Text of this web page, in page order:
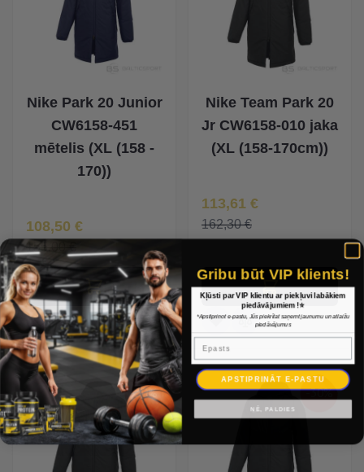
Nike Park 20 Junior
CW6158-451
mētelis (XL (158 -
170))
Īpaša Cena
108,50 €
155,00 €
Nike Team Park 20
Jr CW6158-010 jaka
(XL (158-170cm))
Īpaša Cena
113,61 €
162,30 €
-30% -30%
Gribu būt VIP klients!
Kļūsti par VIP klientu ar piekļuvi labākiem
piedāvājumiem !⭐
*Apstiprinot e-pastu, Jūs piekrītat saņemt jaunumu un atlaižu
piedāvājumus
Epasts
APSTIPRINĀT E-PASTU
NĒ, PALDIES